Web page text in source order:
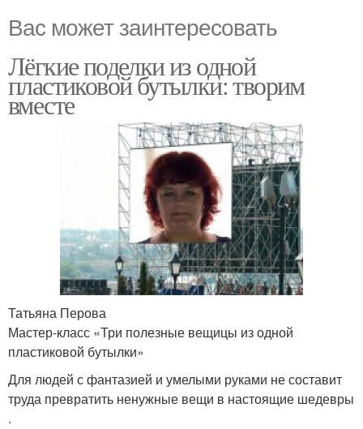
Вас может заинтересовать
Лёгкие поделки из одной
пластиковой бутылки: творим
вместе
Татьяна Перова
Мастер-класс «Три полезные вещицы из одной
пластиковой бутылки»
Для людей с фантазией и умелыми руками не составит
труда превратить ненужные вещи в настоящие шедевры
.